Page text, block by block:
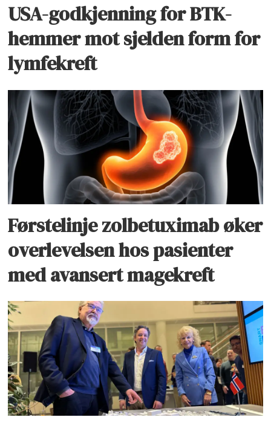
USA-godkjenning for BTK-
hemmer mot sjelden form for
lymfekreft
Førstelinje zolbetuximab øker
overlevelsen hos pasienter
med avansert magekreft